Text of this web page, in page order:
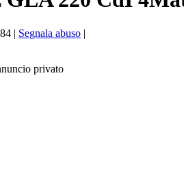
| Segnala abuso |
privato